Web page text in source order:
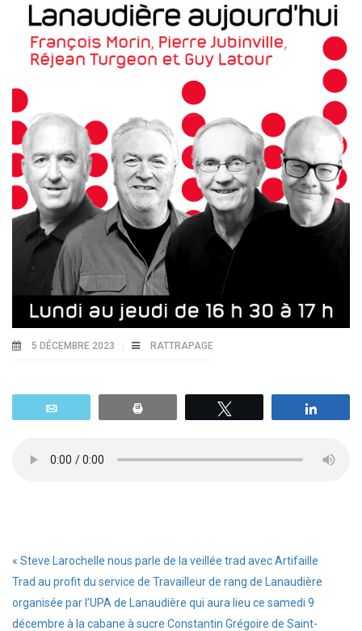
5 DÉCEMBRE 2023 RATTRAPAGE
« Steve Larochelle nous parle de la veillée trad avec Artifaille
Trad au profit du service de Travailleur de rang de Lanaudière
organisée par l’UPA de Lanaudière qui aura lieu ce samedi 9
décembre à la cabane à sucre Constantin Grégoire de Saint-